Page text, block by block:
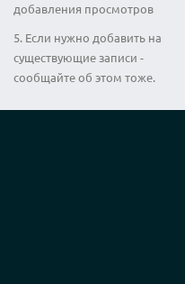
добавления просмотров
5. Если нужно добавить на
существующие записи -
сообщайте об этом тоже.